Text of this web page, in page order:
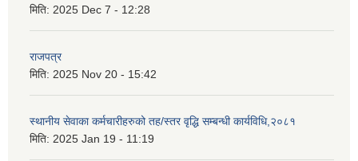
मिति: 2025 Dec 7 - 12:28
राजपत्र
मिति: 2025 Nov 20 - 15:42
स्थानीय सेवाका कर्मचारीहरुको तह/स्तर वृद्धि सम्बन्धी कार्यविधि,२०८१
मिति: 2025 Jan 19 - 11:19